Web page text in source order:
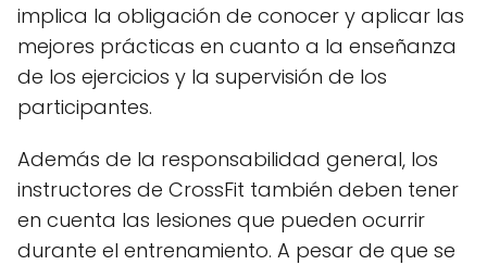
implica la obligación de conocer y aplicar las
mejores prácticas en cuanto a la enseñanza
de los ejercicios y la supervisión de los
participantes.
Además de la responsabilidad general, los
instructores de CrossFit también deben tener
en cuenta las lesiones que pueden ocurrir
durante el entrenamiento. A pesar de que se